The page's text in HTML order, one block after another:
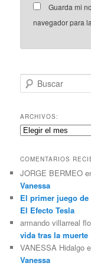
Guarda mi
navegador para
u
c
a
r
ARCHIVOS:
Archivos:
COMENTARIOS
JORGE BERMEO
Vanessa
El primer juego
El Efecto Tesla
armando villarreal
vida tras la muerte
VANESSA Hidalgo
Vanessa